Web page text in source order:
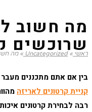
ראשי »
Uncategorized
» מה
מה חשוב
שרוכשים
בין אם אתם מתכננים
קניית קרטונים לאריזה
רבה לבחירת קרטונים